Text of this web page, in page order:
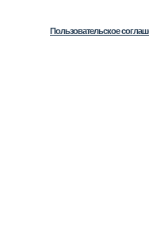
Пользовательское